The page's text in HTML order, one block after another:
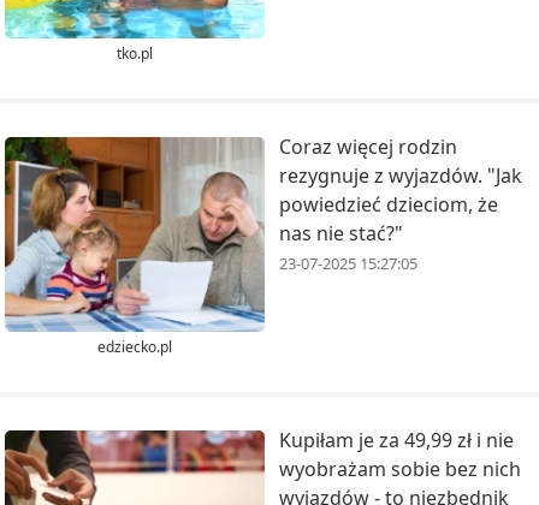
tko.pl
edziecko.pl
Coraz więcej rodzin
rezygnuje z wyjazdów. "Jak
powiedzieć dzieciom, że
nas nie stać?"
23-07-2025 15:27:05
Kupiłam je za 49,99 zł i nie
wyobrażam sobie bez nich
wyjazdów - to niezbędnik